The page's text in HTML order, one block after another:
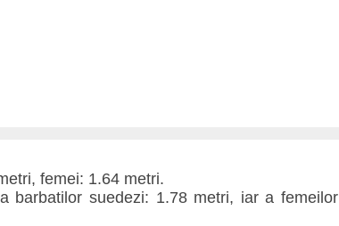
femei: 1.64 metri.
barbatilor suedezi: 1.78 metri, iar a femeilor